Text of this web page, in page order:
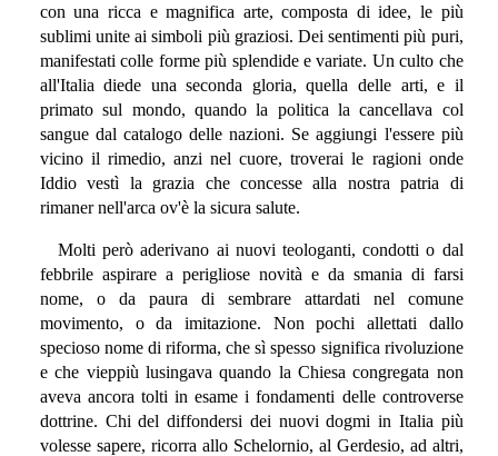
con una ricca e magnifica arte, composta di idee, le più
sublimi unite ai simboli più graziosi. Dei sentimenti più puri,
manifestati colle forme più splendide e variate. Un culto che
all'Italia diede una seconda gloria, quella delle arti, e il
primato sul mondo, quando la politica la cancellava col
sangue dal catalogo delle nazioni. Se aggiungi l'essere più
vicino il rimedio, anzi nel cuore, troverai le ragioni onde
Iddio vestì la grazia che concesse alla nostra patria di
rimaner nell'arca ov'è la sicura salute.
Molti però aderivano ai nuovi teologanti, condotti o dal
febbrile aspirare a perigliose novità e da smania di farsi
nome, o da paura di sembrare attardati nel comune
movimento, o da imitazione. Non pochi allettati dallo
specioso nome di riforma, che sì spesso significa rivoluzione
e che vieppiù lusingava quando la Chiesa congregata non
aveva ancora tolti in esame i fondamenti delle controverse
dottrine. Chi del diffondersi dei nuovi dogmi in Italia più
volesse sapere, ricorra allo Schelornio, al Gerdesio, ad altri,